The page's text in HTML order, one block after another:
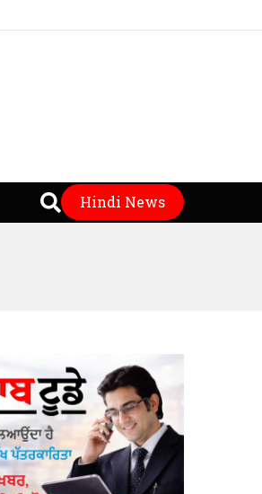
Hindi News